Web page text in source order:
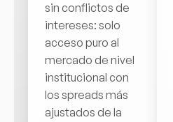
sin conflictos de
intereses: solo
acceso puro al
mercado de nivel
institucional con
los spreads más
ajustados de la